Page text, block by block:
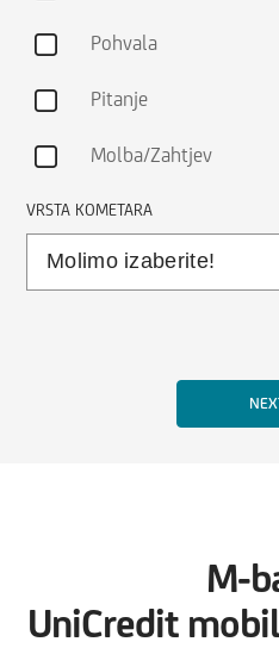
Pohvala
Pitanje
Molba/Zahtjev
VRSTA KOMETARA
M-
UniCredit